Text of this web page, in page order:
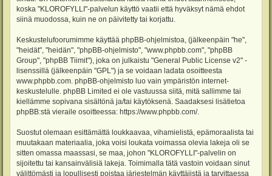
koska "KLOROFYLLI"-palvelun käyttö vaatii että hyväksyt nämä ehdot
siinä muodossa, kuin ne on päivitetty tai korjattu.
Keskustelufoorumimme käyttää phpBB-ohjelmistoa, (jälkeenpäin "he",
"heidät", "heidän", "phpBB-ohjelmisto", "www.phpbb.com", "phpBB
Group", "phpBB Tiimit"), joka on julkaistu "General Public License v2" -
lisenssillä (jälkeenpäin "GPL") ja se voidaan ladata osoitteesta
www.phpbb.com . phpBB-ohjelmisto luo vain ympäristön internet-
keskustelulle. phpBB Limited ei ole vastuussa siitä, mitä sallimme tai
kiellämme sopivana sisältönä ja/tai käytöksenä. Saadaksesi lisätietoa
phpBB:stä vieraile osoitteessa: https://www.phpbb.com/.
Suostut olemaan esittämättä loukkaavaa, vihamielistä, epämoraalista tai
muutakaan materiaalia, joka voisi loukata voimassa olevia lakeja oli se
sitten omassa maassasi, se maa, johon "KLOROFYLLI"-palvelin on
sijoitettu tai kansainvälisiä lakeja. Toimimalla tätä vastoin voidaan sinut
välittömästi ja lopullisesti poistaa järjestelmän käyttäjistä ja tarvittaessa